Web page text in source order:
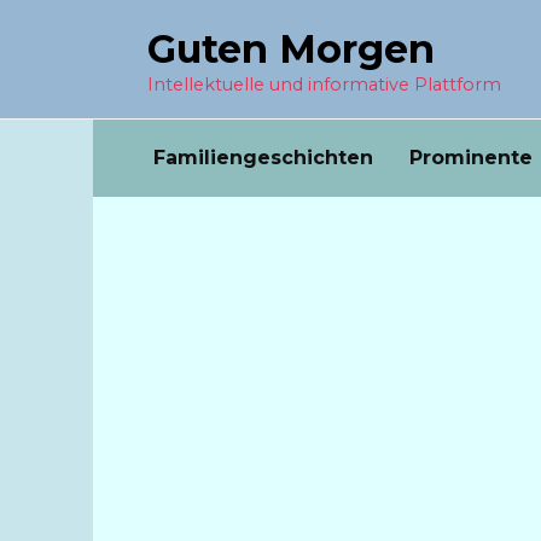
Guten Morgen
Intellektuelle und informative Plattform
Familiengeschichten Prominente